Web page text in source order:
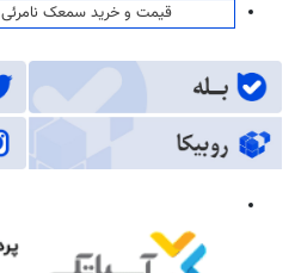
قیمت و خرید سمعک نامرئی